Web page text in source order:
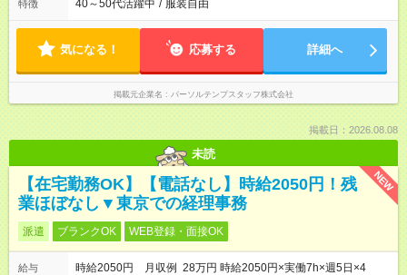
特徴 40～50代活躍中 / 服装自由
気になる！ 応募する 詳細へ
掲載元企業名 パーソルテンプスタッフ株式会社
掲載日：2026.08.08
未読
NEW
【在宅勤務OK】【電話なし】時給2050円！残
業ほぼなし▼東京での経理事務
派遣 ブランクOK WEB登録・面接OK
給与
時給2050円 月収例 28万円 時給2050円×実働7h×週5日×4